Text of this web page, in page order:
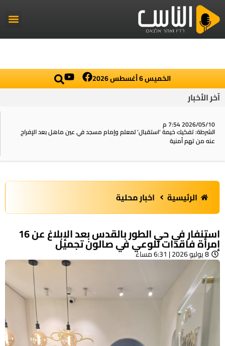
الخميس 6 أغسطس 2026
آخر الأخبار
2026/05/10 7:54 م
الشرطة: تفكيك خيمة ‘استقبال‘ لمعلم وإمام مسجد في عين ماهل بعد الإفراج
عنه من تهم أمنية
الرئيسية اخبار محلية
استنفار في حي الطور بالقدس بعد الإبلاغ عن 16
إمرأة فاقدات للوعي في صالون تجميل
8 يوليو 2026 | 6:31 مساءً